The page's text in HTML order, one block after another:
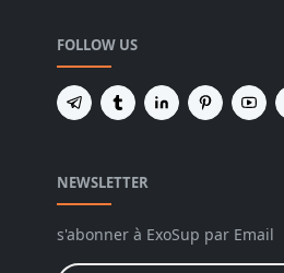
FOLLOW US
NEWSLETTER
s'abonner à ExoSup par Email